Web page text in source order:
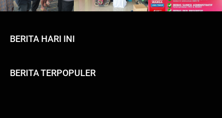
BERITA HARI INI
BERITA TERPOPULER